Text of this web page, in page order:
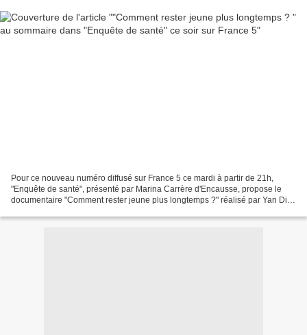
Pour ce nouveau numéro diffusé sur France 5 ce mardi à partir de 21h,
"Enquête de santé", présenté par Marina Carrère d'Encausse, propose le
documentaire "Comment rester jeune plus longtemps ?" réalisé par Yan Di